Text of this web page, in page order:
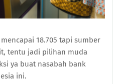
18.705 tapi sumber
tentu jadi pilihan muda
ya buat nasabah bank
ini.